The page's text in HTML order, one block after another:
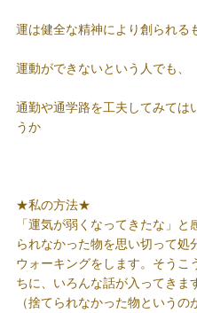
運は健全な精神により創られる
運動ができないという人でも、
通勤や通学路を工夫してみては
うか
★私の方法★
「運気が弱くなってきたな」と
られなかった物を思い切って処
ウォーキングをします。そうこ
ちに、いろんな話が入ってきま
（捨てられなかった物というの